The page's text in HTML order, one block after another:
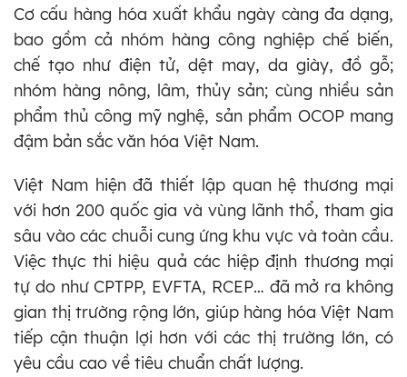
Cơ cấu hàng hóa xuất khẩu ngày càng đa dạng,
bao gồm cả nhóm hàng công nghiệp chế biến,
chế tạo như điện tử, dệt may, da giày, đồ gỗ;
nhóm hàng nông, lâm, thủy sản; cùng nhiều sản
phẩm thủ công mỹ nghệ, sản phẩm OCOP mang
đậm bản sắc văn hóa Việt Nam.
Việt Nam hiện đã thiết lập quan hệ thương mại
với hơn 200 quốc gia và vùng lãnh thổ, tham gia
sâu vào các chuỗi cung ứng khu vực và toàn cầu.
Việc thực thi hiệu quả các hiệp định thương mại
tự do như CPTPP, EVFTA, RCEP… đã mở ra không
gian thị trường rộng lớn, giúp hàng hóa Việt Nam
tiếp cận thuận lợi hơn với các thị trường lớn, có
yêu cầu cao về tiêu chuẩn chất lượng.